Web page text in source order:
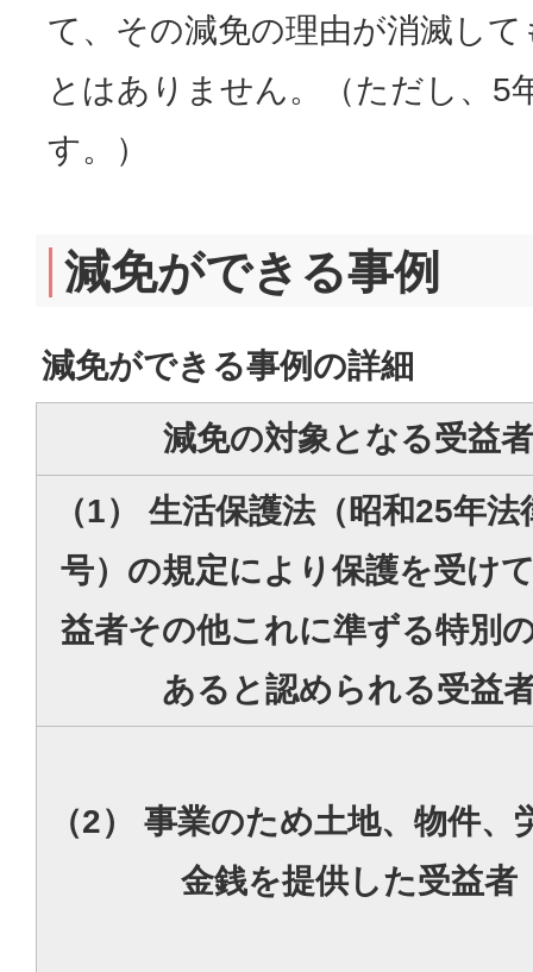
て、その減免の理由が消滅し
とはありません。（ただし、5
す。）
減免ができる事例
減免ができる事例の詳細
減免の対象となる受益者
（1） 生活保護法（昭和25年
号）の規定により保護を受け
益者その他これに準ずる特別
あると認められる受益
（2） 事業のため土地、物件、
金銭を提供した受益者